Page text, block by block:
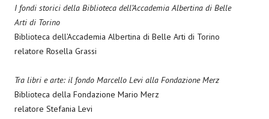
I fondi storici della Biblioteca dell’Accademia Albertina di Belle
Arti di Torino
Biblioteca dell’Accademia Albertina di Belle Arti di Torino
relatore Rosella Grassi
Tra libri e arte: il fondo Marcello Levi alla Fondazione Merz
Biblioteca della Fondazione Mario Merz
relatore Stefania Levi